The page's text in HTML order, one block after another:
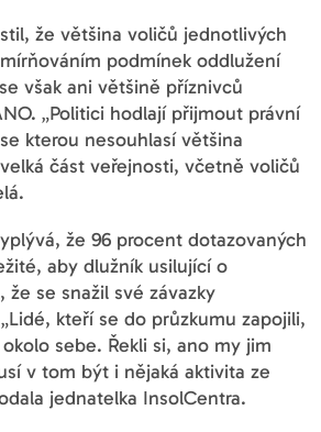
že většina voličů jednotlivých
podmínek oddlužení
však ani většině příznivců
„Politici hodlají přijmout právní
kterou nesouhlasí většina
část veřejnosti, včetně voličů
že 96 procent dotazovaných
aby dlužník usilující o
že se snažil své závazky
kteří se do průzkumu zapojili,
sebe. Řekli si, ano my jim
v tom být i nějaká aktivita ze
jednatelka InsolCentra.